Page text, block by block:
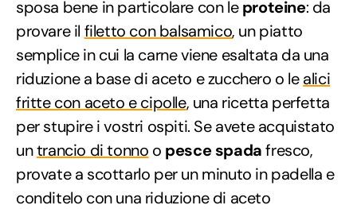
sposa bene in particolare con leproteine: da
provare il filetto con balsamico, un piatto
semplice in cui la carne viene esaltata da una
riduzione a base di aceto e zucchero o lealici
fritte con aceto e cipolle, una ricetta perfetta
per stupire i vostri ospiti. Se avete acquistato
untrancio di tonno o pesce spadafresco,
provate a scottarlo per un minuto in padella e
conditelo con una riduzione di aceto